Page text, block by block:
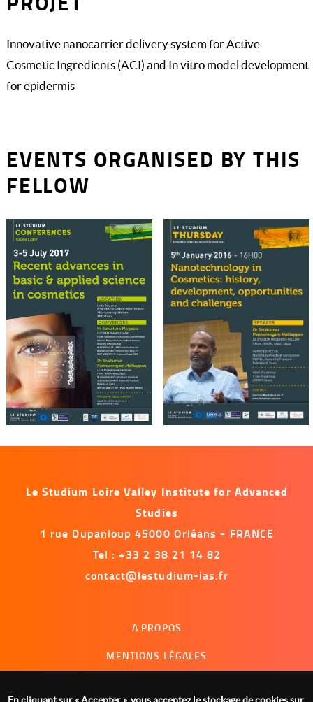
Innovative nanocarrier delivery system for Active
Cosmetic Ingredients (ACI) and In vitro model development
for epidermis
EVENTS ORGANISED BY THIS
FELLOW
Le Studium Loire Valley Institute for Advanced
Studies
1 rue Dupanloup 45000 Orléans - FRANCE
Tel : +33 2 38 21 14 82
contact@lestudium-ias.fr
A PROPOS
MENTIONS LÉGALES
En cliquant sur « Accepter », vous acceptez le stockage de cookies sur